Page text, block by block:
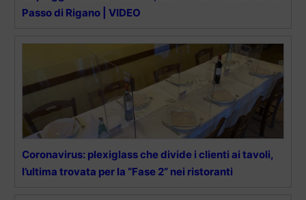
Passo di Rigano | VIDEO
Coronavirus: plexiglass che divide i clienti ai tavoli,
l’ultima trovata per la “Fase 2” nei ristoranti